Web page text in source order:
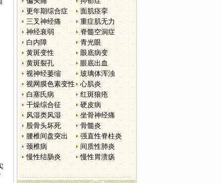
更年期综合症
面肌痉挛
三叉神经痛
重症肌无力
神经衰弱
脊髓空洞症
白内障
青光眼
黄斑变性
眼底病变
黄斑裂孔
眼底出血
视神经萎缩
玻璃体浑浊
视网膜色素变性
心肌炎
白塞氏病
红斑狼疮
干燥综合征
硬皮病
风湿类风湿
坐骨神经痛
股骨头坏死
骨髓炎
腰椎间盘突出
强直性脊柱炎
颈椎病
间质性肺炎
慢性结肠炎
慢性胃溃疡